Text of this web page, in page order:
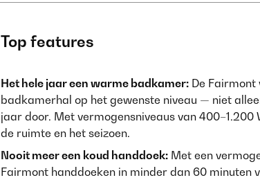
Top features
Het hele jaar een warme badkamer: De
badkamerhal op het gewenste niveau — niet
jaar door. Met vermogensniveaus van
de ruimte en het seizoen.
Nooit meer een koud handdoek: Met een
Fairmont handdoeken in minder dan 60 minuten